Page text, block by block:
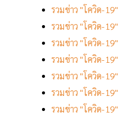
รวมข่าว "โควิด-
รวมข่าว "โควิด-
รวมข่าว "โควิด-
รวมข่าว "โควิด-
รวมข่าว "โควิด-
รวมข่าว "โควิด-
รวมข่าว "โควิด-